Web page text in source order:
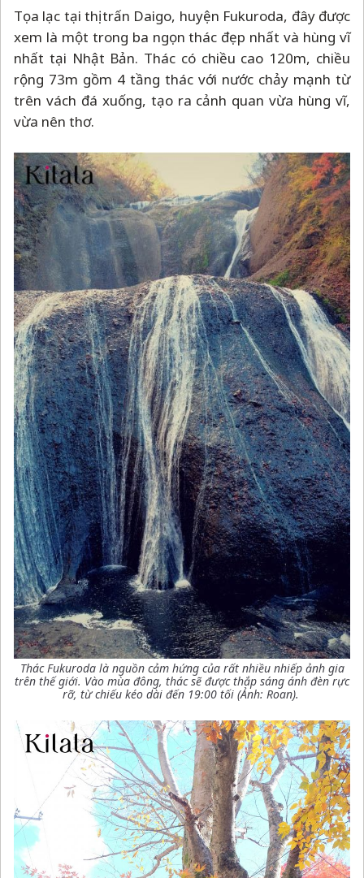
Tọa lạc tại thị trấn Daigo, huyện Fukuroda, đây được
xem là một trong ba ngọn thác đẹp nhất và hùng vĩ
nhất tại Nhật Bản. Thác có chiều cao 120m, chiều
rộng 73m gồm 4 tầng thác với nước chảy mạnh từ
trên vách đá xuống, tạo ra cảnh quan vừa hùng vĩ,
vừa nên thơ.
Thác Fukuroda là nguồn cảm hứng của rất nhiều nhiếp ảnh gia
trên thế giới. Vào mùa đông, thác sẽ được thắp sáng ánh đèn rực
rỡ, từ chiếu kéo dài đến 19:00 tối (Ảnh: Roan).